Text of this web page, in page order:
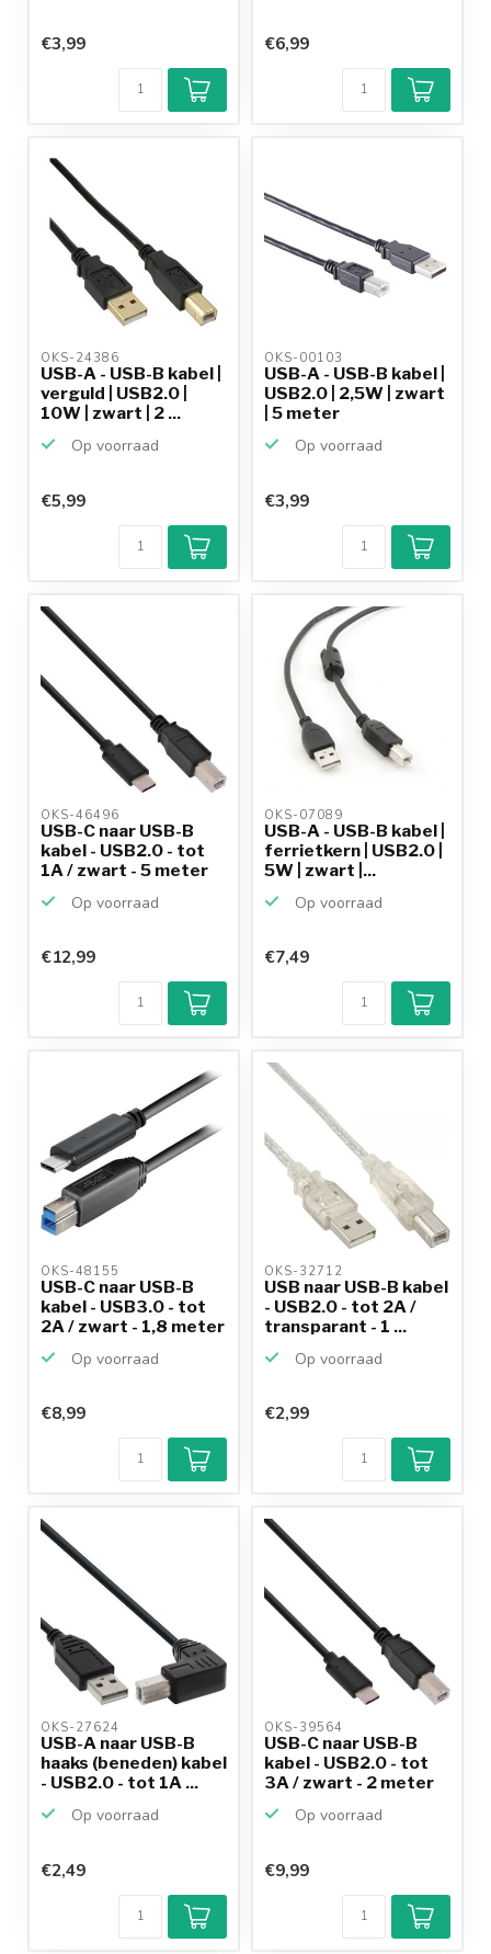
€3,99 €6,99
OKS-24386
USB-A - USB-B kabel |
verguld | USB2.0 |
10W | zwart | 2 ...
Op voorraad
€5,99
OKS-00103
USB-A - USB-B kabel |
USB2.0 | 2,5W | zwart
| 5 meter
Op voorraad
€3,99
OKS-46496
USB-C naar USB-B
kabel - USB2.0 - tot
1A / zwart - 5 meter
Op voorraad
€12,99
OKS-07089
USB-A - USB-B kabel |
ferrietkern | USB2.0 |
5W | zwart |...
Op voorraad
€7,49
OKS-48155
USB-C naar USB-B
kabel - USB3.0 - tot
2A / zwart - 1,8 meter
Op voorraad
€8,99
OKS-32712
USB naar USB-B kabel
- USB2.0 - tot 2A /
transparant - 1 ...
Op voorraad
€2,99
OKS-27624
USB-A naar USB-B
haaks (beneden) kabel
- USB2.0 - tot 1A ...
Op voorraad
€2,49
OKS-39564
USB-C naar USB-B
kabel - USB2.0 - tot
3A / zwart - 2 meter
Op voorraad
9,2/10
Achteraf
betalen mogelijk
€9,99